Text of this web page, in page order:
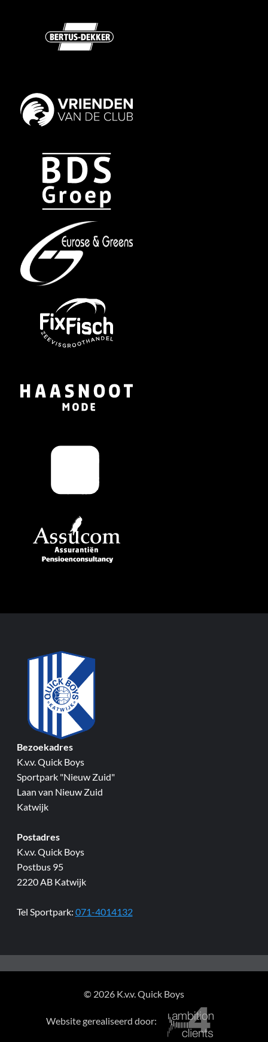
Bezoekadres
K.v.v. Quick Boys
Sportpark "Nieuw Zuid"
Laan van Nieuw Zuid
Katwijk
Postadres
K.v.v. Quick Boys
Postbus 95
2220 AB Katwijk
Tel Sportpark: 071-4014132
© 2026 K.v.v. Quick Boys
Website gerealiseerd door: